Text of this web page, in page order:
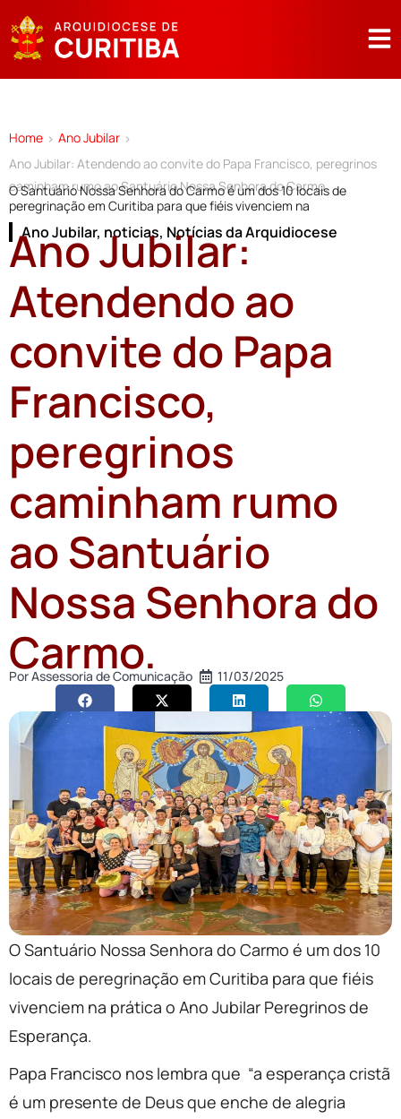
Home > Ano Jubilar >
Ano Jubilar: Atendendo ao convite do Papa Francisco, peregrinos
caminham rumo ao Santuário Nossa Senhora do Carmo.
O Santuário Nossa Senhora do Carmo é um dos 10 locais de
peregrinação em Curitiba para que fiéis vivenciem na
Ano Jubilar, noticias, Notícias da Arquidiocese
Ano Jubilar:
Atendendo ao
convite do Papa
Francisco,
peregrinos
caminham rumo
ao Santuário
Nossa Senhora do
Carmo.
PorAssessoria de Comunicação 11/03/2025
O Santuário Nossa Senhora do Carmo é um dos 10
locais de peregrinação em Curitiba para que fiéis
vivenciem na prática o Ano Jubilar Peregrinos de
Esperança.
Papa Francisco nos lembra que “a esperança cristã
é um presente de Deus que enche de alegria